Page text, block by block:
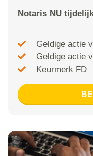
Notaris NU
Geldige actie
Geldige actie
Keurmerk FD